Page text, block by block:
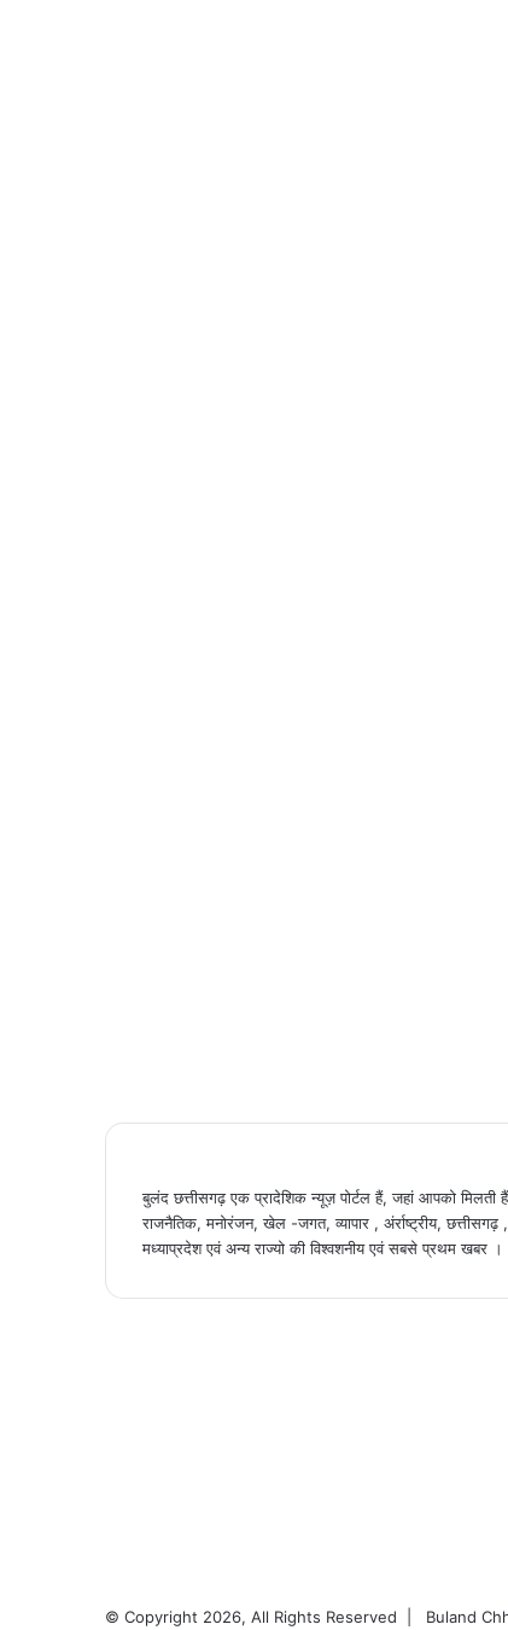
बुलंद छत्तीसगढ़ एक प्रादेशिक न्यूज़ पोर्टल हैं, जहां आपको मिलती हैं
राजनैतिक, मनोरंजन, खेल -जगत, व्यापार , अंर्राष्ट्रीय, छत्तीसगढ़ ,
मध्याप्रदेश एवं अन्य राज्यो की विश्वशनीय एवं सबसे प्रथम खबर ।
© Copyright 2026, All Rights Reserved |
Buland